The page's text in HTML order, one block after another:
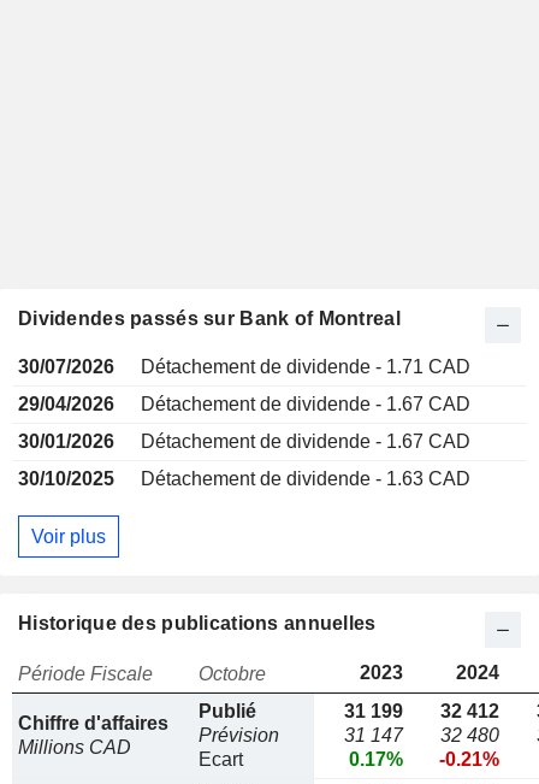
Dividendes passés sur Bank of Montreal
30/07/2026
Détachement de dividende - 1.71 CAD
29/04/2026
Détachement de dividende - 1.67 CAD
30/01/2026
Détachement de dividende - 1.67 CAD
30/10/2025
Détachement de dividende - 1.63 CAD
Voir plus
Historique des publications annuelles
Période Fiscale Octobre 2023 2024
Chiffre d'affaires
Millions CAD
Publié
Prévision
Ecart
31 199
31 147
0.17%
32 412
32 480
-0.21%